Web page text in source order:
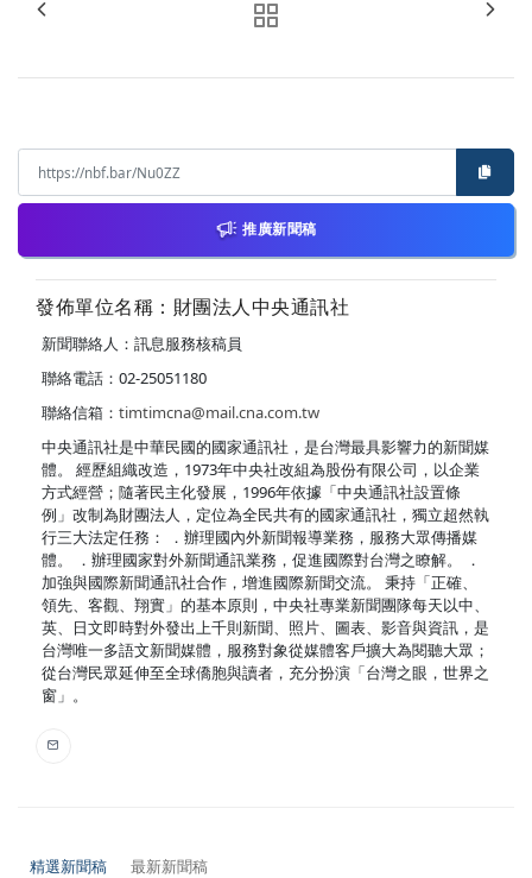
推廣新聞稿
發佈單位名稱：財團法人中央通訊社
新聞聯絡人：訊息服務核稿員
聯絡電話：02-25051180
聯絡信箱： timtimcna@mail.cna.com.tw
中央通訊社是中華民國的國家通訊社，是台灣最具影響力的新聞媒
體。 經歷組織改造，1973年中央社改組為股份有限公司，以企業
方式經營；隨著民主化發展，1996年依據「中央通訊社設置條
例」改制為財團法人，定位為全民共有的國家通訊社，獨立超然執
行三大法定任務： ．辦理國內外新聞報導業務，服務大眾傳播媒
體。 ．辦理國家對外新聞通訊業務，促進國際對台灣之瞭解。 ．
加強與國際新聞通訊社合作，增進國際新聞交流。 秉持「正確、
領先、客觀、翔實」的基本原則，中央社專業新聞團隊每天以中、
英、日文即時對外發出上千則新聞、照片、圖表、影音與資訊，是
台灣唯一多語文新聞媒體，服務對象從媒體客戶擴大為閱聽大眾；
從台灣民眾延伸至全球僑胞與讀者，充分扮演「台灣之眼，世界之
窗」。
精選新聞稿 最新新聞稿